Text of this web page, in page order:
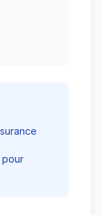
pour